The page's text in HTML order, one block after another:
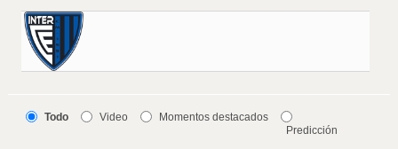
Todo Video
Momentos destacados
Predicción